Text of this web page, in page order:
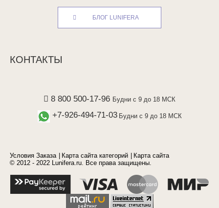
БЛОГ LUNIFERA
КОНТАКТЫ
8 800 500-17-96 Будни с 9 до 18 МСК
+7-926-494-71-03 Будни с 9 до 18 МСК
Условия Заказа Карта сайта категорий
Карта сайта
© 2012 - 2022 Lunifera.ru. Все права защищены.